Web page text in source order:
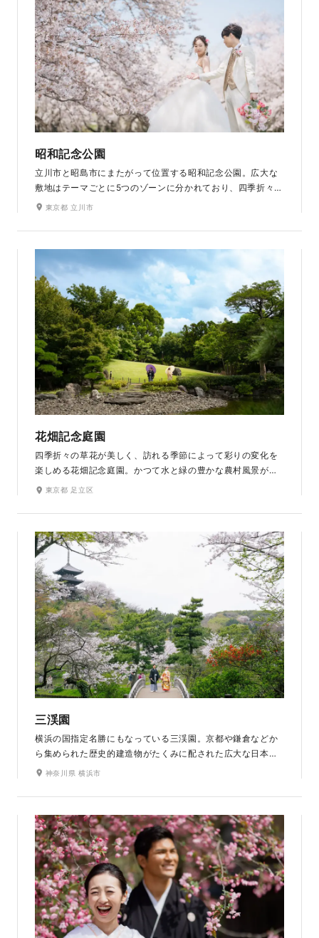
昭和記念公園
立川市と昭島市にまたがって位置する昭和記念公園。広大な
敷地はテーマごとに5つのゾーンに分かれており、四季折々に
変化する草花の色合いを楽しみながらの撮影が叶います。春
季節の花々が咲き誇る景色はおふたりの特別な写真を美しく
彩ってくれます。和装・洋装どちらも楽しめる自然豊かなロ
ケーションです。
東京都 立川市
花畑記念庭園
四季折々の草花が美しく、訪れる季節によって彩りの変化を
楽しめる花畑記念庭園。かつて水と緑の豊かな農村風景が広
がり、その地名の由来ともなった足立区花畑に位置する日本
ずまや、涼やかな水音が心地よい大滝など、庭園内に配され
た見所の数々は和装姿にぴったりです。
東京都 足立区
三渓園
横浜の国指定名勝にもなっている三渓園。京都や鎌倉などか
ら集められた歴史的建造物がたくみに配された広大な日本庭
園です。春は約250本もの桜が咲き乱れ、秋はイチョウやモ
す。季節の草花と歴史的が織りなす調和が美しい和のロケー
ション地です。
神奈川県 横浜市